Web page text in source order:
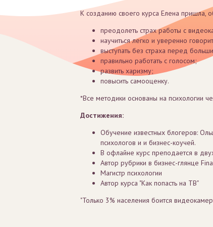
К созданию своего курса Елена пришла,
преодолеть страх работы с
научиться легко и уверенно
выступать без страха перед
правильно работать с голосом;
развить харизму;
повысить самооценку.
*Все методики основаны на психологии
Достижения:
Обучение известных блогеров:
психологов и и бизнес-коучей.
В офлайне курс преподается в
Автор рубрики в бизнес-глянце
Магистр психологии
Автор курса "Как попасть на ТВ"
"Только 3% населения боится